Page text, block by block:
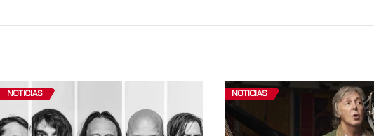
NOTICIAS NOTICIAS